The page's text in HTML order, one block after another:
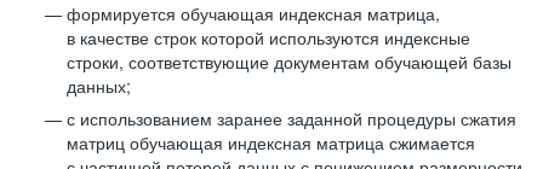
формируется обучающая индексная матрица,
в качестве строк которой используются индексные
строки, соответствующие документам обучающей базы
данных;
с использованием заранее заданной процедуры сжатия
матриц обучающая индексная матрица сжимается